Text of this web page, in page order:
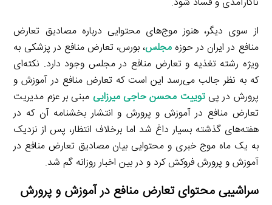
از سوی دیگر، هنوز موج‌های محتوایی درباره مصادیق تعارض
منافع در ایران در حوزه مجلس، بورس، تعارض منافع در پزشکی به
ویژه رشته تغذیه و تعارض منافع در مجلس وجود دارد. نکته‌ای
که به نظر جالب می‌رسد این است که تعارض منافع در آموزش و
پرورش در پیتوییت محسن حاجی میرزایی مبنی بر عزم مدیریت
تعارض منافع در آموزش و پرورش و انتشار بخشنامه آن که در
هفته‌های گذشته بسیار داغ شد اما برخلاف انتظار، پس از نزدیک
به یک ماه موج خبری و محتوایی بیان مصادیق تعارض منافع در
آموزش و پرورش فروکش کرد و در بین اخبار روزانه گم شد.
سراشیبی محتوای تعارض منافع در آموزش و پرورش